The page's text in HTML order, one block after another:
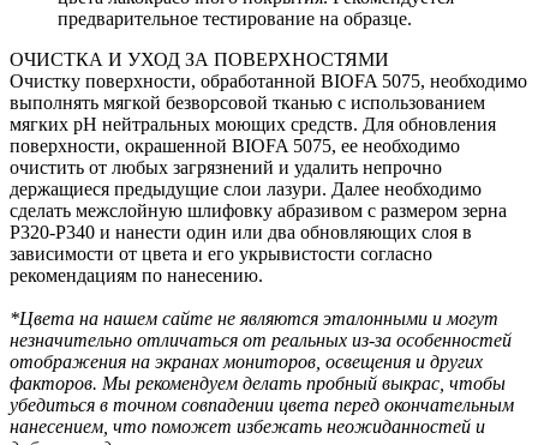
предварительное тестирование на образце.
ОЧИСТКА И УХОД ЗА ПОВЕРХНОСТЯМИ
Очистку поверхности, обработанной BIOFA 5075, необходимо
выполнять мягкой безворсовой тканью с использованием
мягких рН нейтральных моющих средств. Для обновления
поверхности, окрашенной BIOFA 5075, ее необходимо
очистить от любых загрязнений и удалить непрочно
держащиеся предыдущие слои лазури. Далее необходимо
сделать межслойную шлифовку абразивом с размером зерна
P320-Р340 и нанести один или два обновляющих слоя в
зависимости от цвета и его укрывистости согласно
рекомендациям по нанесению.
*Цвета на нашем сайте не являются эталонными и могут
незначительно отличаться от реальных из-за особенностей
отображения на экранах мониторов, освещения и других
факторов. Мы рекомендуем делать пробный выкрас, чтобы
убедиться в точном совпадении цвета перед окончательным
нанесением, что поможет избежать неожиданностей и